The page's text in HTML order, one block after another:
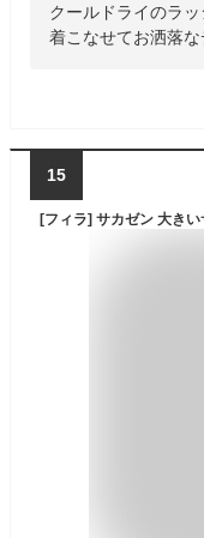
クールドライのラ
着こなせてお洒落な
15